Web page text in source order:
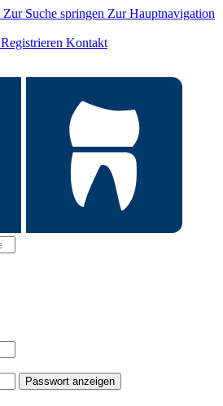
Zur Suche springen Zur Hauptnavigation
Registrieren Kontakt
Passwort anzeigen